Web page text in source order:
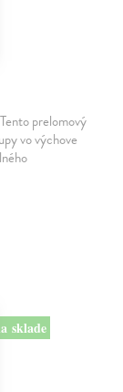
prelomový
vo výchove
sklade